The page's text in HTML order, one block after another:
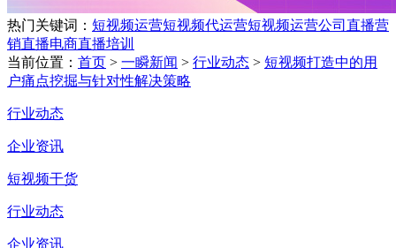
热门关键词： 短视频运营短视频代运营短视频运营公司 直播营
销直播电商直播培训
当前位置： 首页 > 一瞬新闻 > 行业动态 > 短视频打造中的用
户痛点挖掘与针对性解决策略
行业动态
企业资讯
短视频干货
行业动态
企业资讯